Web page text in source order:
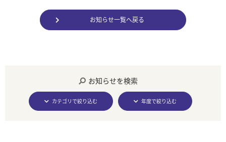
お知らせ一覧へ戻る
お知らせを検索
カテゴリで絞り込む 年度で絞り込む